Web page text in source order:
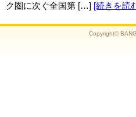
ク圏に次ぐ全国第 […] [続きを読
Copyright©